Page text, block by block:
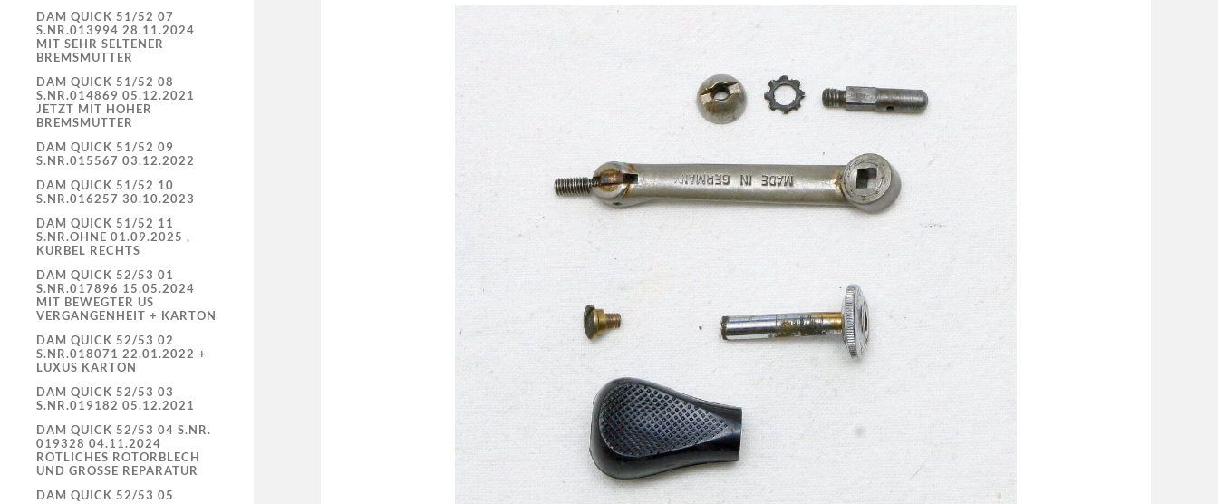
DAM QUICK 51/52 07
S.NR.013994 28.11.2024
MIT SEHR SELTENER
BREMSMUTTER
DAM QUICK 51/52 08
S.NR.014869 05.12.2021
JETZT MIT HOHER
BREMSMUTTER
DAM QUICK 51/52 09
S.NR.015567 03.12.2022
DAM QUICK 51/52 10
S.NR.016257 30.10.2023
DAM QUICK 51/52 11
S.NR.OHNE 01.09.2025 ,
KURBEL RECHTS
DAM QUICK 52/53 01
S.NR.017896 15.05.2024
MIT BEWEGTER US
VERGANGENHEIT + KARTON
DAM QUICK 52/53 02
S.NR.018071 22.01.2022 +
LUXUS KARTON
DAM QUICK 52/53 03
S.NR.019182 05.12.2021
DAM QUICK 52/53 04 S.NR.
019328 04.11.2024
RÖTLICHES ROTORBLECH
UND GROSSE REPARATUR
DAM QUICK 52/53 05